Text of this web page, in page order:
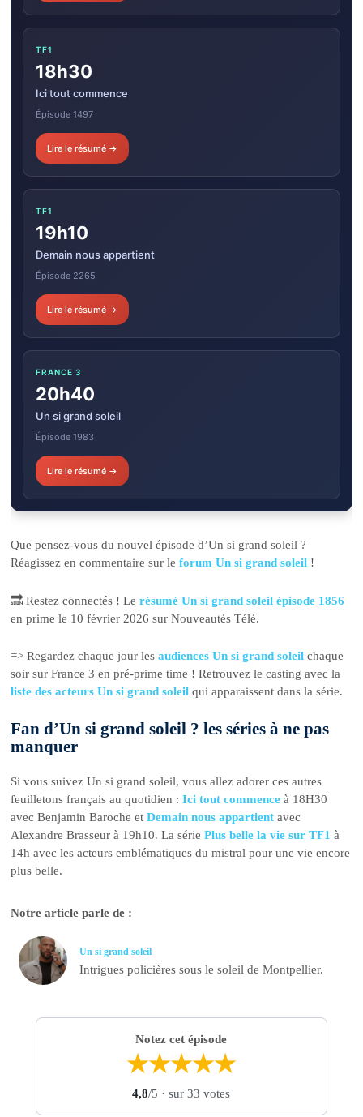
TF1
18h30
Ici tout commence
Épisode 1497
Lire le résumé →
TF1
19h10
Demain nous appartient
Épisode 2265
Lire le résumé →
FRANCE 3
20h40
Un si grand soleil
Épisode 1983
Lire le résumé →
Que pensez-vous du nouvel épisode d’Un si grand soleil ?
Réagissez en commentaire sur leforum Un si grand soleil !
🔜 Restez connectés ! Lerésumé Un si grand soleil épisode 1856
en prime le 10 février 2026 sur Nouveautés Télé.
=> Regardez chaque jour lesaudiences Un si grand soleil chaque
soir sur France 3 en pré-prime time ! Retrouvez le casting avec la
liste des acteurs Un si grand soleil qui apparaissent dans la série.
Fan d’Un si grand soleil ? les séries à ne pas
manquer
Si vous suivez Un si grand soleil, vous allez adorer ces autres
feuilletons français au quotidien :Ici tout commence à 18H30
avec Benjamin Baroche etDemain nous appartient avec
Alexandre Brasseur à 19h10. La sériePlus belle la vie sur TF1 à
14h avec les acteurs emblématiques du mistral pour une vie encore
plus belle.
Notre article parle de :
Un si grand soleil
Intrigues policières sous le soleil de Montpellier.
Notez cet épisode
★★★★★
4,8/5 · sur 33 votes